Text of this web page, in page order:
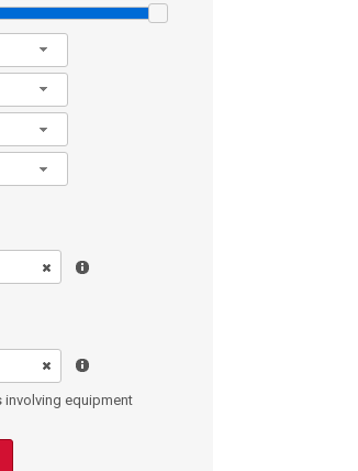
involving equipment